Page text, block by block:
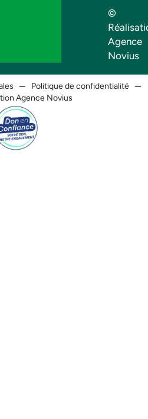
©
Agence
Novius
Politique de confidentialité
Agence Novius